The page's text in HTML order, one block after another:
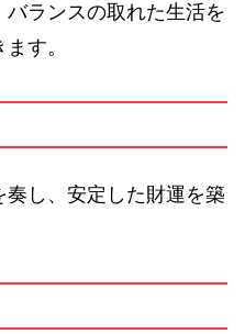
ランスの取れた生活を
す。
し、安定した財運を築